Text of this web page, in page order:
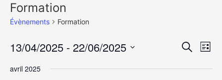
Formation
Évènements Formation
et
Recherche
Liste
13/04/2025 - 22/06/2025
une
date.
avril 2025